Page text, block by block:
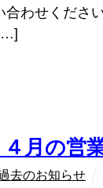
合わせくださ
４月の営
去のお知らせ